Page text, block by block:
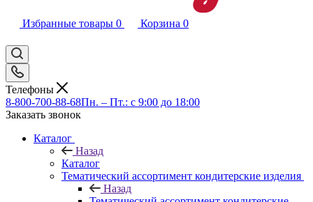
Избранные товары 0 Корзина 0
Телефоны
8-800-700-88-68Пн. – Пт.: с 9:00 до 18:00
Заказать звонок
Каталог
Назад
Каталог
Тематический ассортимент кондитерские изделия
Назад